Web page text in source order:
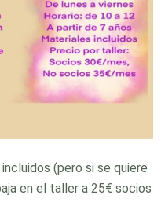
(pero si se quiere
en el taller a 25€ socios